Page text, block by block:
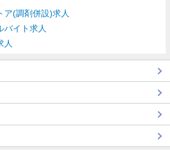
ア(調剤併設)求人
バイト求人
人